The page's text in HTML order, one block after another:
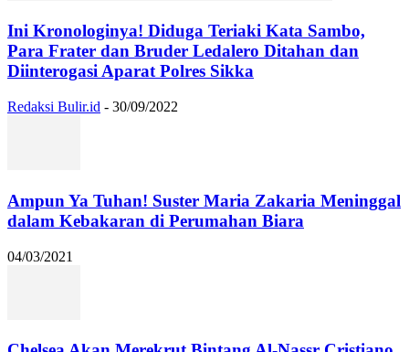
Ini Kronologinya! Diduga Teriaki Kata Sambo,
Para Frater dan Bruder Ledalero Ditahan dan
Diinterogasi Aparat Polres Sikka
Redaksi Bulir.id - 30/09/2022
Ampun Ya Tuhan! Suster Maria Zakaria Meninggal
dalam Kebakaran di Perumahan Biara
04/03/2021